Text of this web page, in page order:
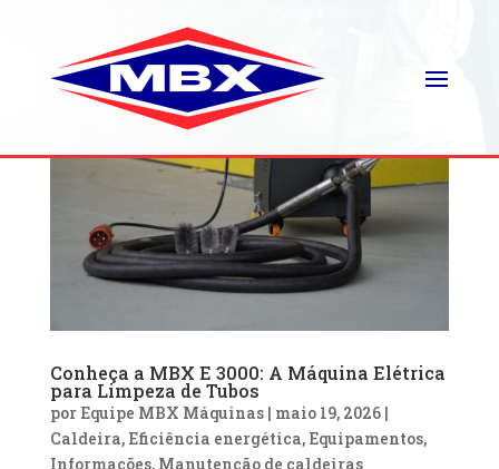
Conheça a MBX E 3000: A Máquina Elétrica
para Limpeza de Tubos
por Equipe MBX Máquinas| maio 19, 2026|
Caldeira, Eficiência energética, Equipamentos,
Informações, Manutenção de caldeiras